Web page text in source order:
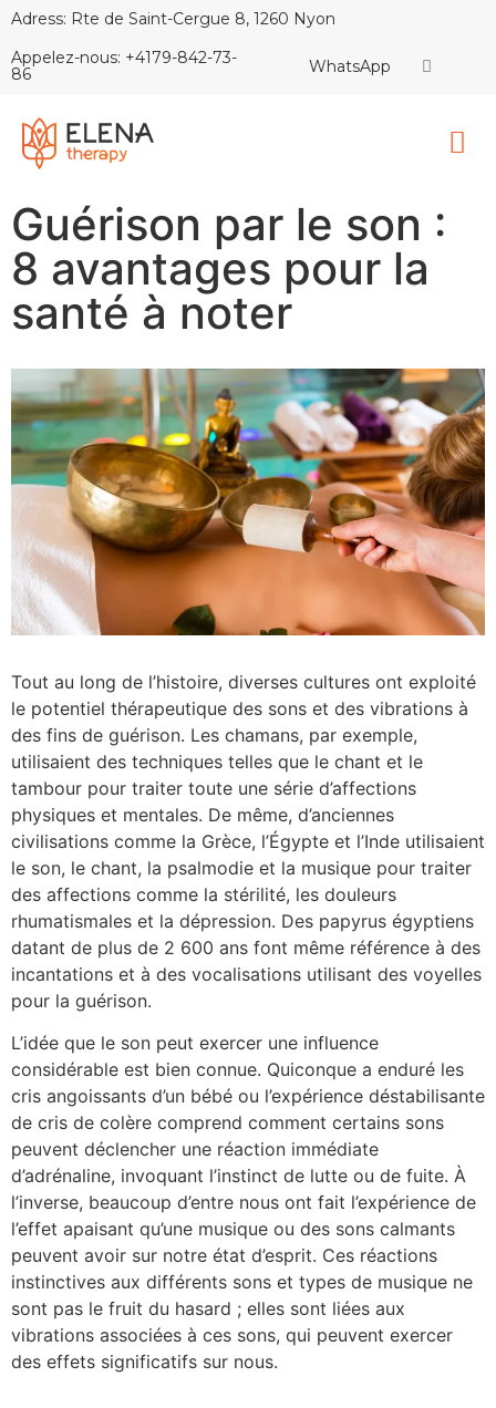
Adress: Rte de Saint-Cergue 8, 1260 Nyon
Appelez-nous: +4179-842-73-
86
WhatsApp
Guérison par le son :
8 avantages pour la
santé à noter
Tout au long de l’histoire, diverses cultures ont exploité
le potentiel thérapeutique des sons et des vibrations à
des fins de guérison. Les chamans, par exemple,
utilisaient des techniques telles que le chant et le
tambour pour traiter toute une série d’affections
physiques et mentales. De même, d’anciennes
civilisations comme la Grèce, l’Égypte et l’Inde utilisaient
le son, le chant, la psalmodie et la musique pour traiter
des affections comme la stérilité, les douleurs
rhumatismales et la dépression. Des papyrus égyptiens
datant de plus de 2 600 ans font même référence à des
incantations et à des vocalisations utilisant des voyelles
pour la guérison.
L’idée que le son peut exercer une influence
considérable est bien connue. Quiconque a enduré les
cris angoissants d’un bébé ou l’expérience déstabilisante
de cris de colère comprend comment certains sons
peuvent déclencher une réaction immédiate
d’adrénaline, invoquant l’instinct de lutte ou de fuite. À
l’inverse, beaucoup d’entre nous ont fait l’expérience de
l’effet apaisant qu’une musique ou des sons calmants
peuvent avoir sur notre état d’esprit. Ces réactions
instinctives aux différents sons et types de musique ne
sont pas le fruit du hasard ; elles sont liées aux
vibrations associées à ces sons, qui peuvent exercer
des effets significatifs sur nous.